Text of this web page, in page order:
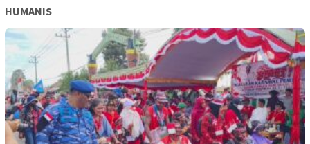
HUMANIS